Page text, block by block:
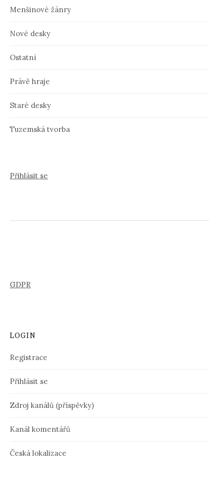
Menšinové žánry
Nové desky
Ostatní
Právě hraje
Staré desky
Tuzemská tvorba
Přihlásit se
GDPR
LOGIN
Registrace
Přihlásit se
Zdroj kanálů (příspěvky)
Kanál komentářů
Česká lokalizace